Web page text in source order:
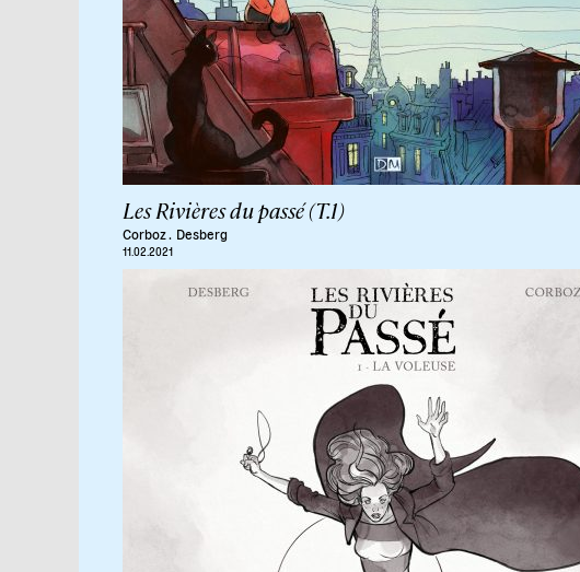
Les Rivières du passé (T.1)
Corboz Desberg
11.02.2021